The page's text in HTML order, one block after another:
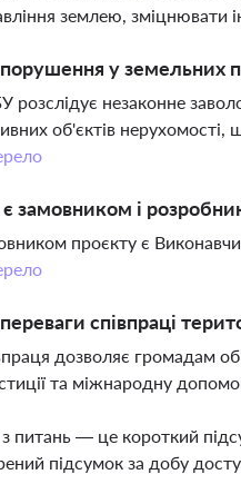
землею, зміцнювати
у земельних
розслідує незаконне
об'єктів
замовником і
проєкту є
співпраці
дозволяє громадам
та міжнародну
питань — це короткий
підсумок за добу